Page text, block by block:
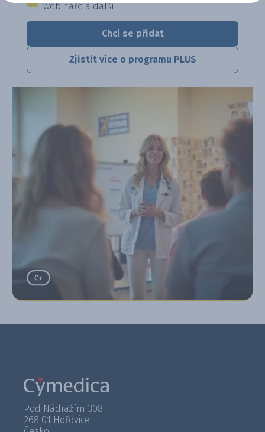
webináře a další
Chci se přidat
Zjistit více o programu PLUS
Pod Nádražím 308
268 01 Hořovice